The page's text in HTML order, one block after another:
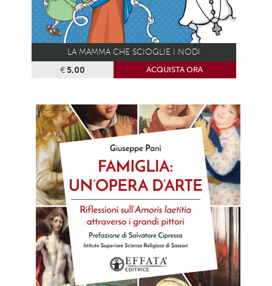
LA MAMMA CHE SCIOGLIE I NODI
€5,00 ACQUISTA ORA